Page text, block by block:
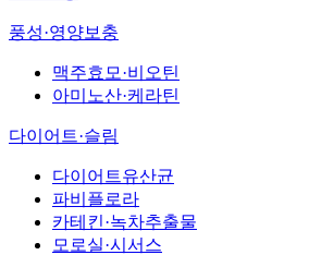
풍성·영양보충
맥주효모·비오틴
아미노산·케라틴
다이어트·슬림
다이어트유산균
파비플로라
카테킨·녹차추출물
모로실·시서스